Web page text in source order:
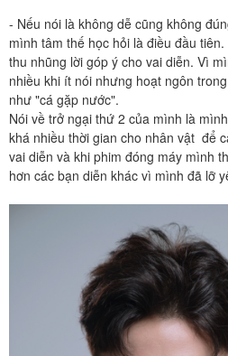
- Nếu nói là không dễ cũng không
mình tâm thế học hỏi là điều đầu
thu nhũng lời góp ý cho vai diễn. Vì
nhiều khi ít nói nhưng hoạt ngôn
như "cá gặp nước".
Nói về trở ngại thứ 2 của mình là
khá nhiều thời gian cho nhân vật để
vai diễn và khi phim đóng máy mình
hơn các bạn diễn khác vì mình đã lỡ